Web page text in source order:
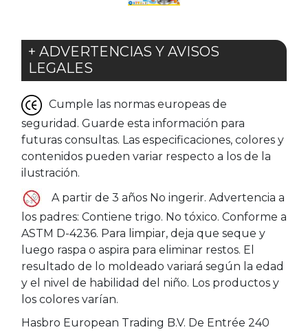
+ ADVERTENCIAS Y AVISOS
LEGALES
Cumple las normas europeas de
seguridad. Guarde esta información para
futuras consultas. Las especificaciones, colores y
contenidos pueden variar respecto a los de la
ilustración.
A partir de 3 años No ingerir. Advertencia a
los padres: Contiene trigo. No tóxico. Conforme a
ASTM D-4236. Para limpiar, deja que seque y
luego raspa o aspira para eliminar restos. El
resultado de lo moldeado variará según la edad
y el nivel de habilidad del niño. Los productos y
los colores varían.
Hasbro European Trading B.V. De Entrée 240